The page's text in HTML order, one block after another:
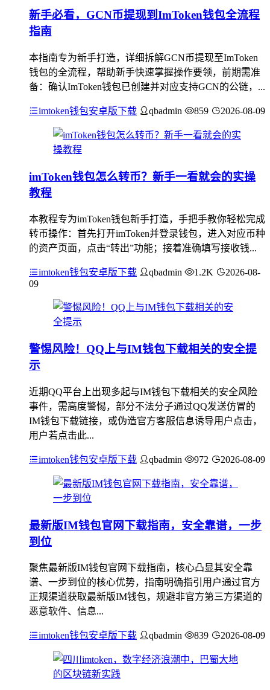
新手必看，GCN币提现到ImToken钱包全流程
指南
本指南专为新手打造，详细拆解GCN币提现至ImToken
钱包的全流程，帮助新手快速掌握操作要领，前期需准
备：确认ImToken钱包已创建并对应支持GCN的公链，...
imtoken钱包安卓版下载 qbadmin 859 2026-08-09
imToken钱包怎么转币？新手一看就会的实操
教程
本教程专为imToken钱包新手打造，手把手教你轻松完成
转币操作：首先打开imToken并登录钱包，进入对应币种
的资产页面，点击“转出”功能；接着准确填写接收钱...
imtoken钱包安卓版下载 qbadmin 1.2K
2026-08-
09
警惕风险！QQ上与IM钱包下载相关的安全提
示
近期QQ平台上出现多起与IM钱包下载相关的安全风险
事件，需高度警惕，部分不法分子通过QQ发送仿冒的
IM钱包下载链接，或伪造官方客服信息诱导用户点击，
用户若点击此...
imtoken钱包安卓版下载 qbadmin 972 2026-08-09
最新版IM钱包官网下载指南，安全靠谱，一步
到位
聚焦最新版IM钱包官网下载指南，核心凸显其安全靠
谱、一步到位的核心优势，指南明确指引用户通过官方
正规渠道获取最新版IM钱包，规避非官方第三方渠道的
恶意软件、信息...
imtoken钱包安卓版下载 qbadmin 839 2026-08-09